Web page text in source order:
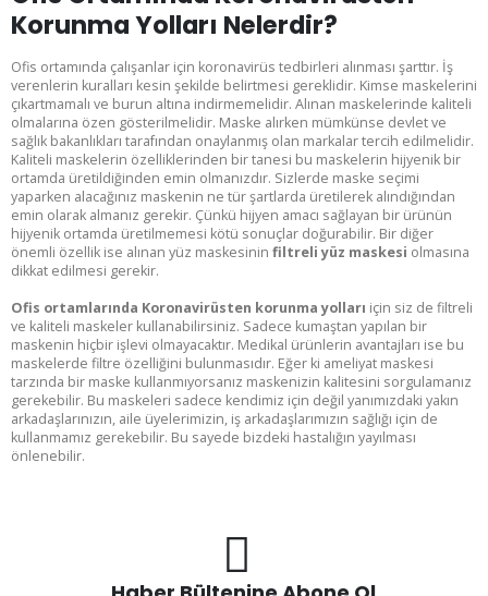
Korunma Yolları Nelerdir?
Ofis ortamında çalışanlar için koronavirüs tedbirleri alınması şarttır. İş
verenlerin kuralları kesin şekilde belirtmesi gereklidir. Kimse maskelerini
çıkartmamalı ve burun altına indirmemelidir. Alınan maskelerinde kaliteli
olmalarına özen gösterilmelidir. Maske alırken mümkünse devlet ve
sağlık bakanlıkları tarafından onaylanmış olan markalar tercih edilmelidir.
Kaliteli maskelerin özelliklerinden bir tanesi bu maskelerin hijyenik bir
ortamda üretildiğinden emin olmanızdır. Sizlerde maske seçimi
yaparken alacağınız maskenin ne tür şartlarda üretilerek alındığından
emin olarak almanız gerekir. Çünkü hijyen amacı sağlayan bir ürünün
hijyenik ortamda üretilmemesi kötü sonuçlar doğurabilir. Bir diğer
önemli özellik ise alınan yüz maskesinin filtreli yüz maskesi olmasına
dikkat edilmesi gerekir.
Ofis ortamlarında Koronavirüsten korunma yolları için siz de filtreli
ve kaliteli maskeler kullanabilirsiniz. Sadece kumaştan yapılan bir
maskenin hiçbir işlevi olmayacaktır. Medikal ürünlerin avantajları ise bu
maskelerde filtre özelliğini bulunmasıdır. Eğer ki ameliyat maskesi
tarzında bir maske kullanmıyorsanız maskenizin kalitesini sorgulamanız
gerekebilir. Bu maskeleri sadece kendimiz için değil yanımızdaki yakın
arkadaşlarınızın, aile üyelerimizin, iş arkadaşlarımızın sağlığı için de
kullanmamız gerekebilir. Bu sayede bizdeki hastalığın yayılması
önlenebilir.